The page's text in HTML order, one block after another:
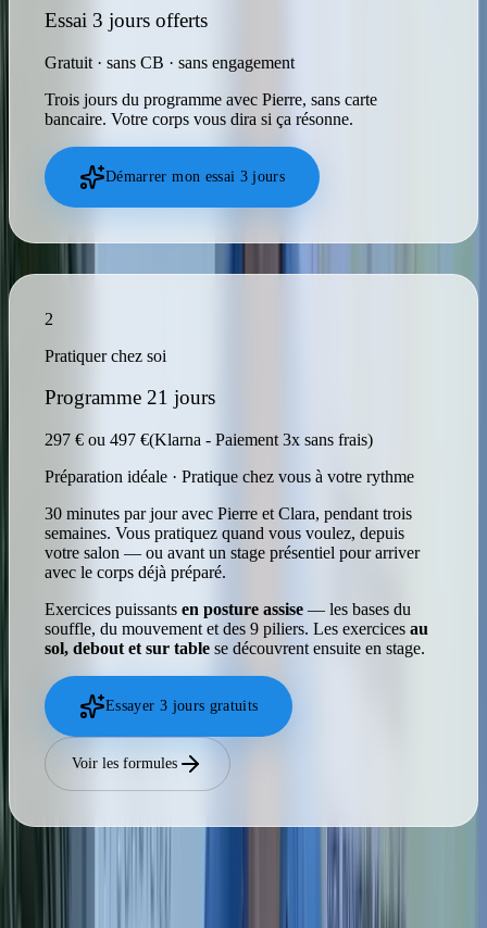
Essai 3 jours offerts
Gratuit · sans CB · sans engagement
Trois jours du programme avec Pierre, sans carte
bancaire. Votre corps vous dira si ça résonne.
Démarrer mon essai 3 jours
2
Pratiquer chez soi
Programme 21 jours
297 € ou 497 €(Klarna - Paiement 3x sans frais)
Préparation idéale · Pratique chez vous à votre rythme
30 minutes par jour avec Pierre et Clara, pendant trois
semaines. Vous pratiquez quand vous voulez, depuis
votre salon — ou avant un stage présentiel pour arriver
avec le corps déjà préparé.
Exercices puissants en posture assise — les bases du
souffle, du mouvement et des 9 piliers. Les exercices au
sol, debout et sur table se découvrent ensuite en stage.
Essayer 3 jours gratuits
Voir les formules